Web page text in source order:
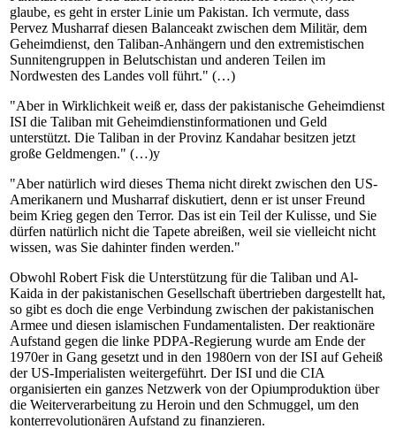
glaube, es geht in erster Linie um Pakistan. Ich vermute, dass
Pervez Musharraf diesen Balanceakt zwischen dem Militär, dem
Geheimdienst, den Taliban-Anhängern und den extremistischen
Sunnitengruppen in Belutschistan und anderen Teilen im
Nordwesten des Landes voll führt." (…)
"Aber in Wirklichkeit weiß er, dass der pakistanische Geheimdienst
ISI die Taliban mit Geheimdienstinformationen und Geld
unterstützt. Die Taliban in der Provinz Kandahar besitzen jetzt
große Geldmengen." (…)y
"Aber natürlich wird dieses Thema nicht direkt zwischen den US-
Amerikanern und Musharraf diskutiert, denn er ist unser Freund
beim Krieg gegen den Terror. Das ist ein Teil der Kulisse, und Sie
dürfen natürlich nicht die Tapete abreißen, weil sie vielleicht nicht
wissen, was Sie dahinter finden werden."
Obwohl Robert Fisk die Unterstützung für die Taliban und Al-
Kaida in der pakistanischen Gesellschaft übertrieben dargestellt hat,
so gibt es doch die enge Verbindung zwischen der pakistanischen
Armee und diesen islamischen Fundamentalisten. Der reaktionäre
Aufstand gegen die linke PDPA-Regierung wurde am Ende der
1970er in Gang gesetzt und in den 1980ern von der ISI auf Geheiß
der US-Imperialisten weitergeführt. Der ISI und die CIA
organisierten ein ganzes Netzwerk von der Opiumproduktion über
die Weiterverarbeitung zu Heroin und den Schmuggel, um den
konterrevolutionären Aufstand zu finanzieren.